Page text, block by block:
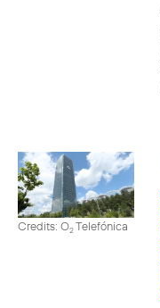
Credits: O2Telefónica